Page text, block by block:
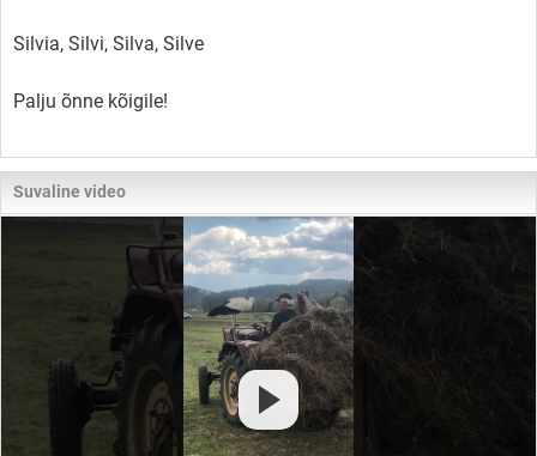
Silvia, Silvi, Silva, Silve
Palju õnne kõigile!
Suvaline video